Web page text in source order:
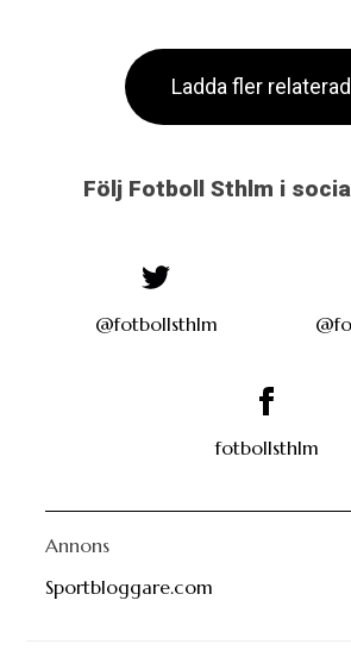
Ladda fler
Följ Fotboll Sthlm i
@fotbollsthlm
fotbollsthlm
Annons
Sportbloggare.com